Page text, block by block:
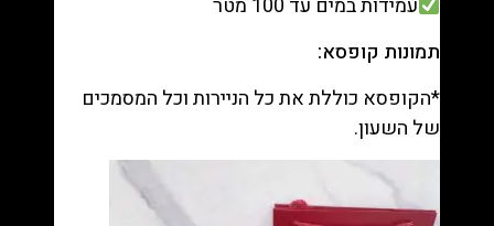
עמידות במים עד 100 מטר
תמונות קופסא:
*הקופסא כוללת את כל הניירות וכל המסמכים
של השעון.